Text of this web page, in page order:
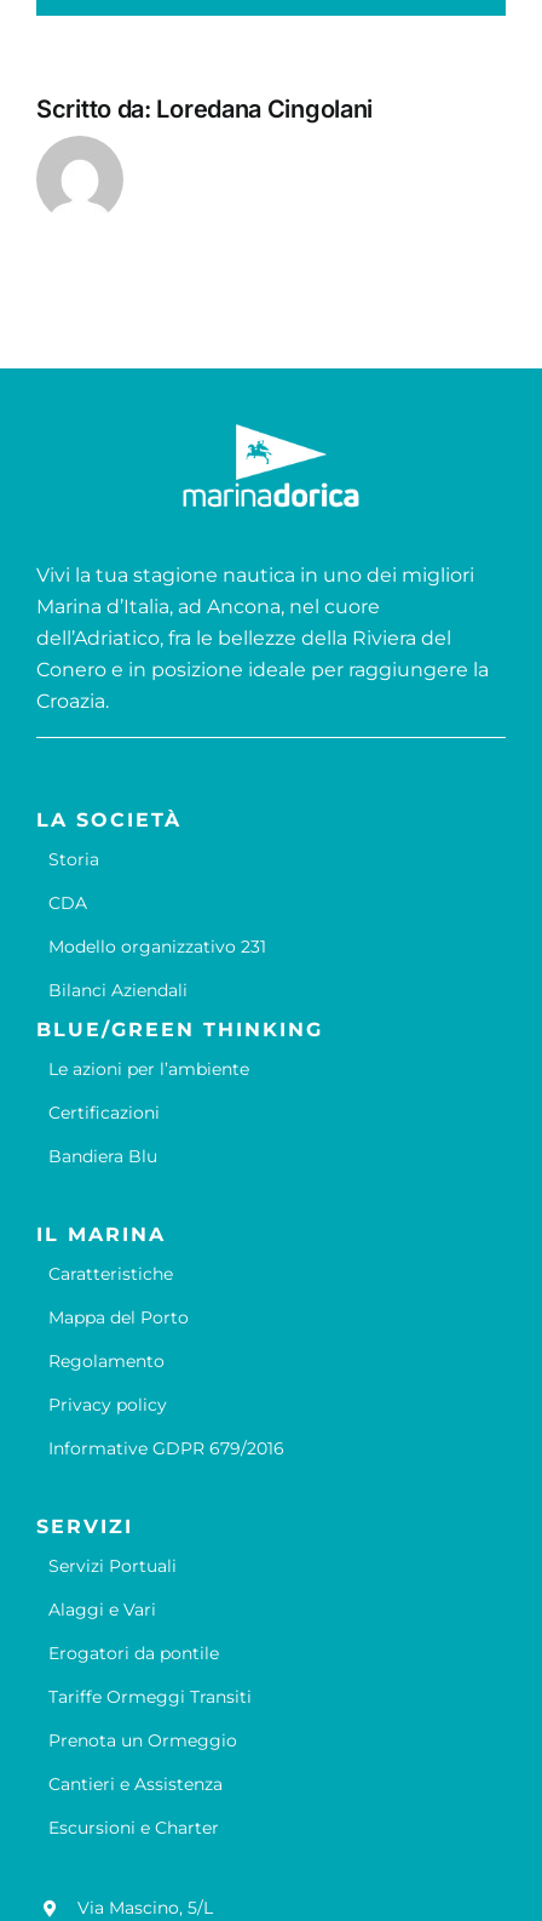
Scritto da: Loredana Cingolani
Vivi la tua stagione nautica in uno dei migliori
Marina d’Italia, ad Ancona, nel cuore
dell’Adriatico, fra le bellezze della Riviera del
Conero e in posizione ideale per raggiungere la
Croazia.
LA SOCIETÀ
Storia
CDA
Modello organizzativo 231
Bilanci Aziendali
BLUE/GREEN THINKING
Le azioni per l’ambiente
Certificazioni
Bandiera Blu
IL MARINA
Caratteristiche
Mappa del Porto
Regolamento
Privacy policy
Informative GDPR 679/2016
SERVIZI
Servizi Portuali
Alaggi e Vari
Erogatori da pontile
Tariffe Ormeggi Transiti
Prenota un Ormeggio
Cantieri e Assistenza
Escursioni e Charter
Via Mascino, 5/L